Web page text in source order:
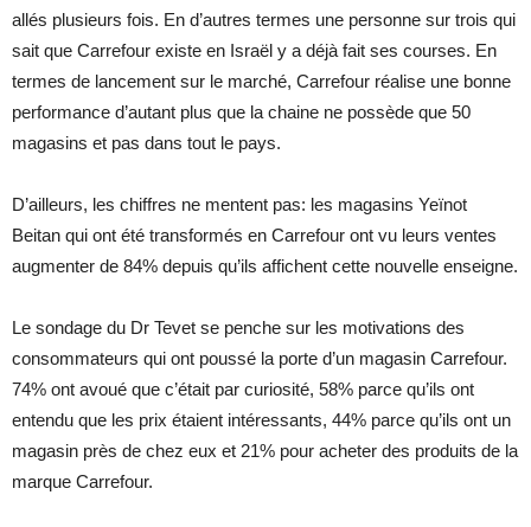
allés plusieurs fois. En d’autres termes une personne sur trois qui
sait que Carrefour existe en Israël y a déjà fait ses courses. En
termes de lancement sur le marché, Carrefour réalise une bonne
performance d’autant plus que la chaine ne possède que 50
magasins et pas dans tout le pays.
D’ailleurs, les chiffres ne mentent pas: les magasins Yeïnot
Beitan qui ont été transformés en Carrefour ont vu leurs ventes
augmenter de 84% depuis qu’ils affichent cette nouvelle enseigne.
Le sondage du Dr Tevet se penche sur les motivations des
consommateurs qui ont poussé la porte d’un magasin Carrefour.
74% ont avoué que c’était par curiosité, 58% parce qu’ils ont
entendu que les prix étaient intéressants, 44% parce qu’ils ont un
magasin près de chez eux et 21% pour acheter des produits de la
marque Carrefour.